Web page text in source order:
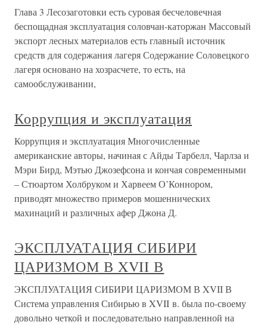
Глава 3 Лесозаготовки есть суровая бесчеловечная
беспощадная эксплуатация соловчан-каторжан Массовый
экспорт лесных материалов есть главный источник
средств для содержания лагеря Содержание Соловецкого
лагеря основано на хозрасчете, то есть, на
самообслуживании,
Коррупция и эксплуатация
Коррупция и эксплуатация Многочисленные
американские авторы, начиная с Айды Тарбелл, Чарлза и
Мэри Бирд, Мэтью Джозефсона и кончая современными
– Стюартом Холбруком и Харвеем О’Коннором,
приводят множество примеров мошеннических
махинаций и различных афер Джона Д.
ЭКСПЛУАТАЦИЯ СИБИРИ
ЦАРИЗМОМ В XVII В
ЭКСПЛУАТАЦИЯ СИБИРИ ЦАРИЗМОМ В XVII В
Система управления Сибирью в XVII в. была по-своему
довольно четкой и последовательно направленной на